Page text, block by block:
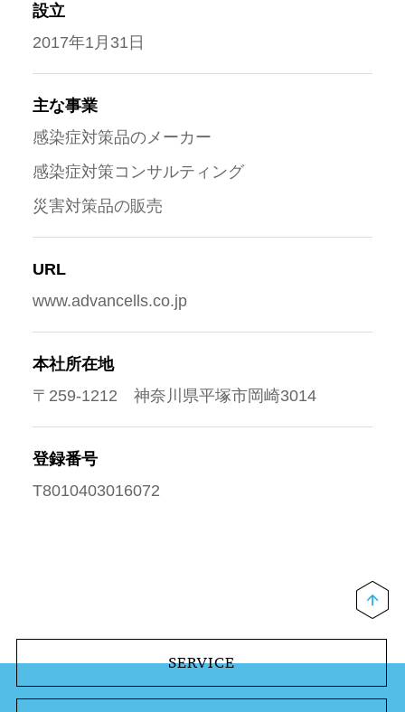
設立
2017年1月31日
主な事業
感染症対策品のメーカー
感染症対策コンサルティング
災害対策品の販売
URL
www.advancells.co.jp
本社所在地
〒259-1212 神奈川県平塚市岡崎3014
登録番号
T8010403016072
SERVICE